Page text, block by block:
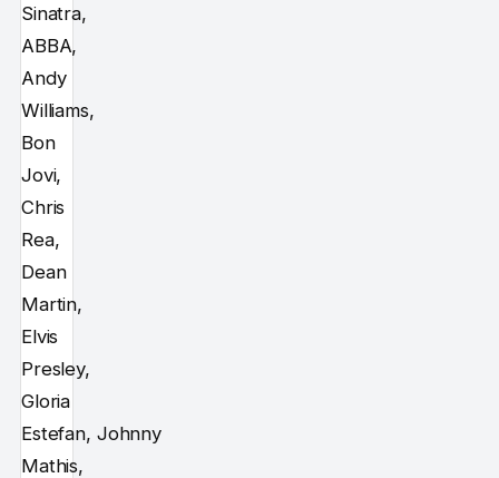
Sinatra,
ABBA,
Andy
Williams,
Bon
Jovi,
Chris
Rea,
Dean
Martin,
Elvis
Presley,
Gloria
Estefan, Johnny
Mathis,